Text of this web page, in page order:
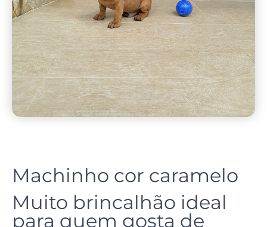
Machinho cor caramelo
Muito brincalhão ideal
para quem gosta de